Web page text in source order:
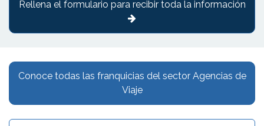
Conoce todas las franquicias del sector Agencias de
Viaje